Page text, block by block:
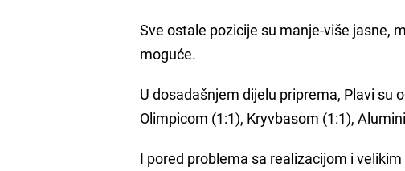
Sve ostale pozicije su manje-više jasne,
moguće.
U dosadašnjem dijelu priprema, Plavi su
Olimpicom (1:1), Kryvbasom (1:1),
I pored problema sa realizacijom i